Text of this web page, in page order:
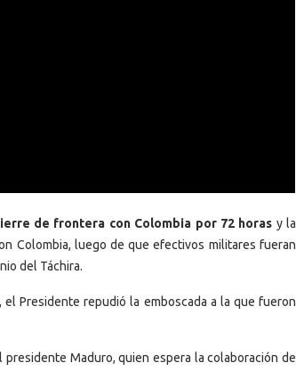
de frontera con Colombia por 72 horas y la
Colombia, luego de que efectivos militares fueran
del Táchira.
Presidente repudió la emboscada a la que fueron
Maduro, quien espera la colaboración de